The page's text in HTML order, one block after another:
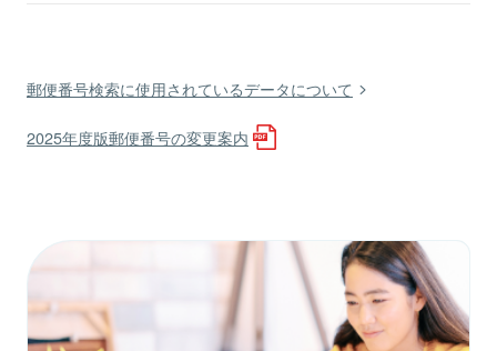
郵便番号検索に使用されているデータについて
2025年度版郵便番号の変更案内